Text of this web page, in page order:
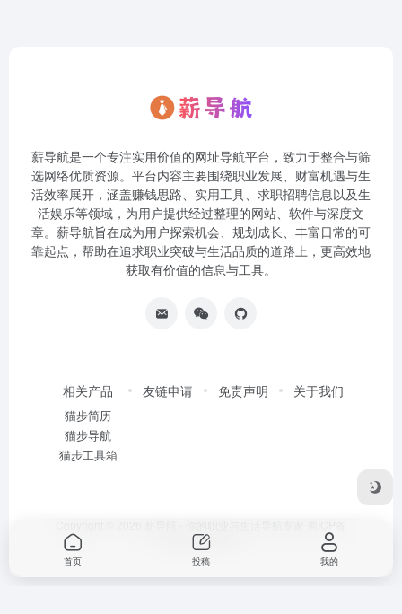
薪导航是一个专注实用价值的网址导航平台，致力于整合与筛
选网络优质资源。平台内容主要围绕职业发展、财富机遇与生
活效率展开，涵盖赚钱思路、实用工具、求职招聘信息以及生
活娱乐等领域，为用户提供经过整理的网站、软件与深度文
章。薪导航旨在成为用户探索机会、规划成长、丰富日常的可
靠起点，帮助在追求职业突破与生活品质的道路上，更高效地
获取有价值的信息与工具。
相关产品
猫步简历
猫步导航
猫步工具箱
友链申请 免责声明 关于我们
2020034752号-5
首页 投稿 我的